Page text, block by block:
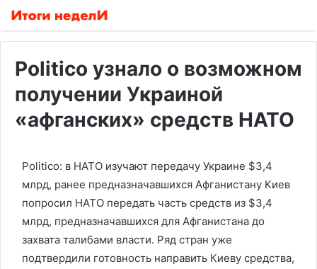
Politico узнало о возможном
получении Украиной
«афганских» средств НАТО
Politico: в НАТО изучают передачу Украине $3,4
млрд, ранее предназначавшихся Афганистану Киев
попросил НАТО передать часть средств из $3,4
млрд, предназначавшихся для Афганистана до
захвата талибами власти. Ряд стран уже
подтвердили готовность направить Киеву средства,